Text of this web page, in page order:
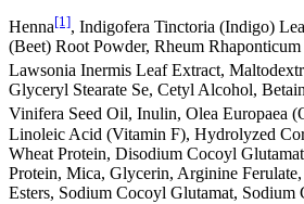
Henna[1], Indigofera Tinctoria (Indigo)
(Beet) Root Powder, Rheum
Lawsonia Inermis Leaf Extract,
Glyceryl Stearate Se, Cetyl Alcohol,
Vinifera Seed Oil, Inulin, Olea Europaea
Linoleic Acid (Vitamin F), Hydrolyzed
Wheat Protein, Disodium Cocoyl
Protein, Mica, Glycerin, Arginine
Esters, Sodium Cocoyl Glutamat, Sodium